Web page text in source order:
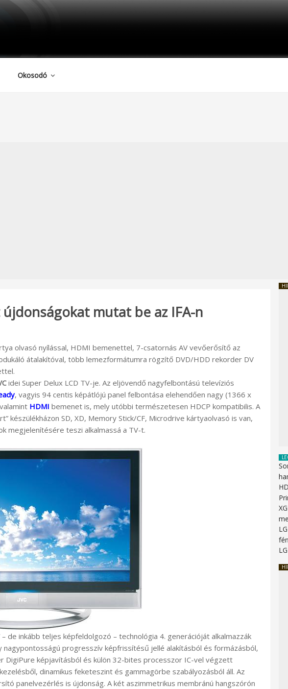
Okosodó
újdonságokat mutat be az IFA-n
olvasó nyílással, HDMI bemenettel, 7-csatornás AV vevőerősítő az
átalakítóval, több lemezformátumra rögzítő DVD/HDD rekorder DV
idei Super Delux LCD TV-je. Az eljövendő nagyfelbontású televíziós
, vagyis 94 centis képátlójú panel felbontása elehendően nagy (1366 x
HDMI bemenet is, mely utóbbi természetesen HDCP kompatibilis. A
készülékházon SD, XD, Memory Stick/CF, Microdrive kártyaolvasó is van,
megjelenítésére teszi alkalmassá a TV-t.
– de inkább teljes képfeldolgozó – technológia 4. generációját alkalmazzák
nagypontosságú progresszív képfrissítésű jellé alakításból és formázásból,
DigiPure képjavításból és külön 32-bites processzor IC-vel végzett
dinamikus feketeszint és gammagörbe szabályozásból áll. Az
panelvezérlés is újdonság. A két aszimmetrikus membránú hangszórón